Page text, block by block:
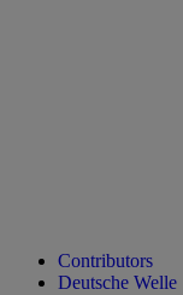
Contributors
Deutsche Welle